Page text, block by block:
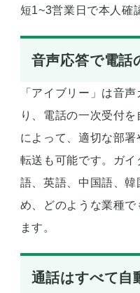
短1~3営業日で本人確
音声応答で電話
「アイブリー」は音
り、電話の一次受付
によって、適切な部
転送も可能です。ガ
語、英語、中国語、
め、どのような業種で
ます。
通話はすべて自